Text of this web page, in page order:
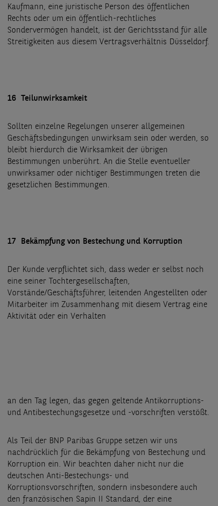
Kaufmann, eine juristische Person des öffentlichen
Rechts oder um ein öffentlich-rechtliches
Sondervermögen handelt, ist der Gerichtsstand für alle
Streitigkeiten aus diesem Vertragsverhältnis Düsseldorf.
16 Teilunwirksamkeit
Sollten einzelne Regelungen unserer allgemeinen
Geschäftsbedingungen unwirksam sein oder werden, so
bleibt hierdurch die Wirksamkeit der übrigen
Bestimmungen unberührt. An die Stelle eventueller
unwirksamer oder nichtiger Bestimmungen treten die
gesetzlichen Bestimmungen.
17 Bekämpfung von Bestechung und Korruption
Der Kunde verpflichtet sich, dass weder er selbst noch
eine seiner Tochtergesellschaften,
Vorstände/Geschäftsführer, leitenden Angestellten oder
Mitarbeiter im Zusammenhang mit diesem Vertrag eine
Aktivität oder ein Verhalten
an den Tag legen, das gegen geltende Antikorruptions-
und Antibestechungsgesetze und -vorschriften verstößt.
Als Teil der BNP Paribas Gruppe setzen wir uns
nachdrücklich für die Bekämpfung von Bestechung und
Korruption ein. Wir beachten daher nicht nur die
deutschen Anti-Bestechungs- und
Korruptionsvorschriften, sondern insbesondere auch
den französischen Sapin II Standard, der eine